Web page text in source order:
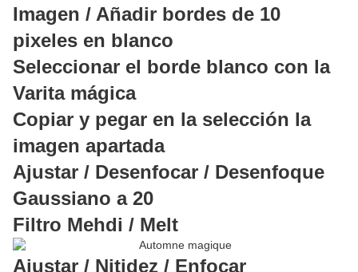
Imagen / Añadir bordes de 10
pixeles en blanco
Seleccionar el borde blanco con la
Varita mágica
Copiar y pegar en la selección la
imagen apartada
Ajustar / Desenfocar / Desenfoque
Gaussiano a 20
Filtro Mehdi / Melt
Ajustar / Nitidez / Enfocar